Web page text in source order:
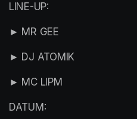
LINE-UP:
► MR GEE
► DJ ATOMIK
► MC LIPM
DATUM: